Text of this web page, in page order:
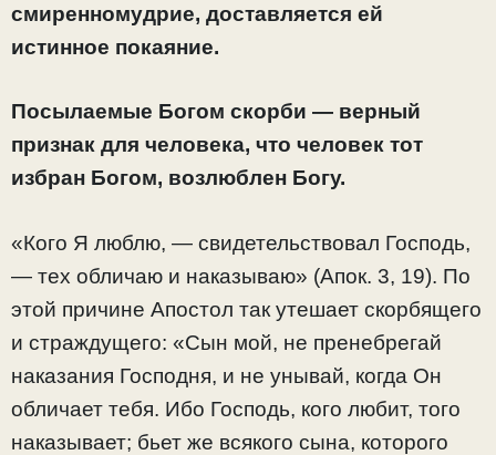
смиренномудрие, доставляется ей
истинное покаяние.
Посылаемые Богом скорби — верный
признак для человека, что человек тот
избран Богом, возлюблен Богу.
«Кого Я люблю, — свидетельствовал Господь,
— тех обличаю и наказываю» (Апок. 3, 19). По
этой причине Апостол так утешает скорбящего
и страждущего: «Сын мой, не пренебрегай
наказания Господня, и не унывай, когда Он
обличает тебя. Ибо Господь, кого любит, того
наказывает; бьет же всякого сына, которого